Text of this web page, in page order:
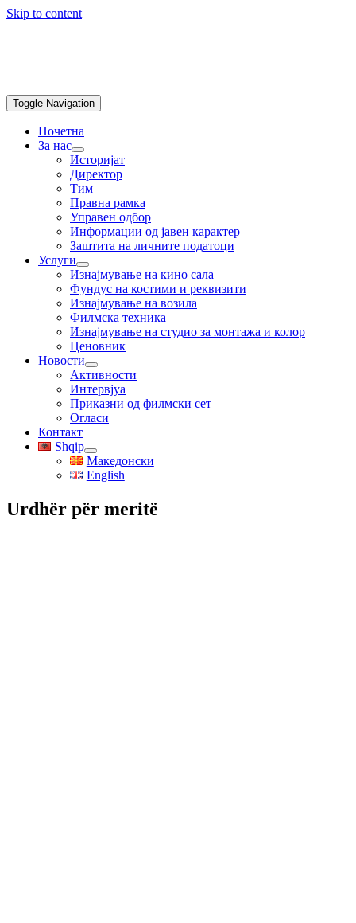
Skip to content
Toggle Navigation
Почетна
За нас
Историјат
Директор
Тим
Правна рамка
Управен одбор
Информации од јавен карактер
Заштита на личните податоци
Услуги
Изнајмување на кино сала
Фундус на костими и реквизити
Изнајмување на возила
Филмска техника
Изнајмување на студио за монтажа и колор
Ценовник
Новости
Активности
Интервјуа
Приказни од филмски сет
Огласи
Контакт
Shqip
Македонски
English
Urdhër për meritë